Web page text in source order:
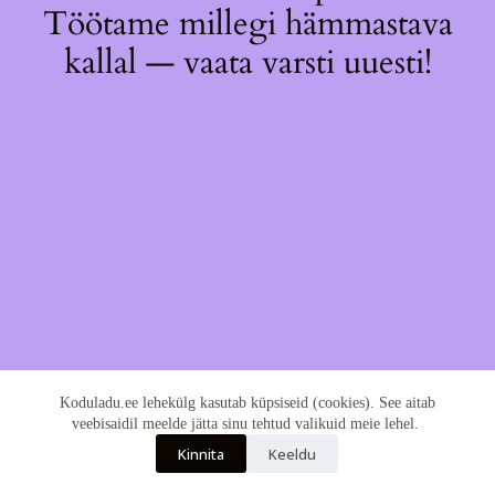
Koduladu.ee lehekülg kasutab küpsiseid (cookies). See aitab
veebisaidil meelde jätta sinu tehtud valikuid meie lehel.
Kinnita Keeldu
Töötame millegi hämmastava
kallal — vaata varsti uuesti!